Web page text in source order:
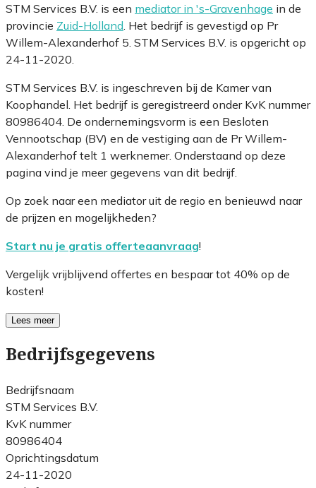
STM Services B.V. is een mediator in 's-Gravenhage in de
provincie Zuid-Holland . Het bedrijf is gevestigd op Pr
Willem-Alexanderhof 5. STM Services B.V. is opgericht op
24-11-2020.
STM Services B.V. is ingeschreven bij de Kamer van
Koophandel. Het bedrijf is geregistreerd onder KvK nummer
80986404. De ondernemingsvorm is een Besloten
Vennootschap (BV) en de vestiging aan de Pr Willem-
Alexanderhof telt 1 werknemer. Onderstaand op deze
pagina vind je meer gegevens van dit bedrijf.
Op zoek naar een mediator uit de regio en benieuwd naar
de prijzen en mogelijkheden?
Start nu je gratis offerteaanvraag!
Vergelijk vrijblijvend offertes en bespaar tot 40% op de
kosten!
Lees meer
Bedrijfsgegevens
Bedrijfsnaam
STM Services B.V.
KvK nummer
80986404
Oprichtingsdatum
24-11-2020